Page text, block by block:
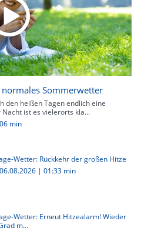
Sommerwetter
den heißen Tagen endlich eine
ist es vielerorts kla...
min
Wetter: Rückkehr der großen Hitze
| 01:33 min
Wetter: Erneut Hitzealarm! Wieder
m...